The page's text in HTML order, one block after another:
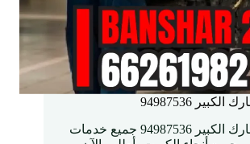
94987536
تبديل بطاريات مبارك الكبير 94987536 جميع خدمات